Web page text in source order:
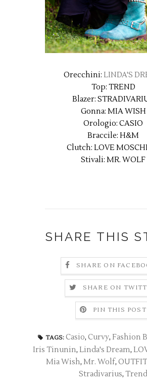
Orecchini: LINDA'S
Top: TREND
Blazer:
Gonna: MIA WISH
Orologio: CASIO
Braccile: H&M
Clutch: LOVE
Stivali: MR. WOLF
SHARE THIS
SHARE ON
SHARE ON
PIN THIS POST
TAGS: Casio, Curvy, Fashion
Iris Tinunin, Linda's Dream,
Mia Wish, Mr. Wolf, OUTFIT
Stradivarius, Trend